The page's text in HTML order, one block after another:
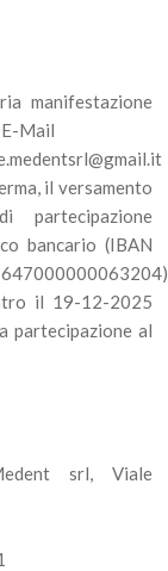
manifestazione
Mail
il versamento
partecipazione
bancario (IBAN
il 19-12-2025
partecipazione al
srl, Viale